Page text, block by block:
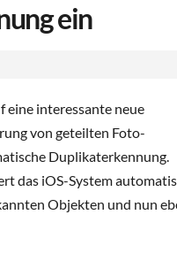
ein
eine interessante neue
von geteilten Foto-
Duplikaterkennung.
das iOS-System
Objekten und nun